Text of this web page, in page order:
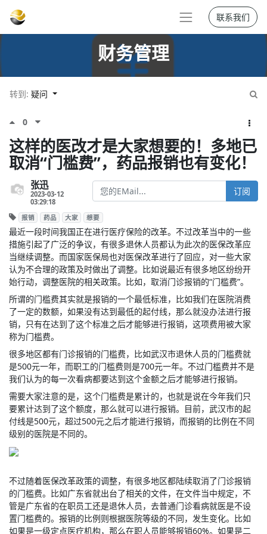
联系我们
财务管理
转到: 疑问
0
这样的医改才是大家想要的！多地已
取消“门槛费”，药品报销也有变化！
张迅
2023-03-12
03:29:18
订阅
报销 药品 大家 想要
最近一段时间我国正在进行医疗保险的改革。不过改革当中的一些
措施引起了广泛的争议，有很多退休人员都认为此次的医保改革应
当继续调整。而国家医保局也对医保改革进行了回应，对一些大家
认为不合理的政策及时做出了调整。比如说最近有很多地区纷纷开
始行动，调整医院的相关政策。比如，取消门诊报销的“门槛费”。
所谓的门槛费其实就是报销的一个最低标准，比如我们在医院消费
了一定的数额，如果没有达到最低的起付线，那么就没办法进行报
销，只有在达到了这个标准之后才能够进行报销，这项费用被大家
称为门槛费。
很多地区都有门诊报销的门槛费，比如武汉市退休人员的门槛费就
是500元一年，而职工的门槛费则是700元一年。不过门槛费并不是
我们认为的每一次看病都要达到这个金额之后才能够进行报销。
需要大家注意的是，这个门槛费是累计的，也就是说在今年我们只
要累计达到了这个额度，那么就可以进行报销。目前，武汉市的起
付线是500元，超过500元之后才能进行报销，而报销的比例在不同
级别的医院是不同的。
不过随着医保改革政策的调整，有很多地区都陆续取消了门诊报销
的门槛费。比如广东省就出台了相关的文件，在文件当中规定，不
管是广东省的在职员工还是退休人员，去普通门诊看病就医是不设
置门槛费的。报销的比例则根据医院等级的不同，发生变化。比如
如果是一级定点医疗机构，那么在职人员能够报销60%。如果是二